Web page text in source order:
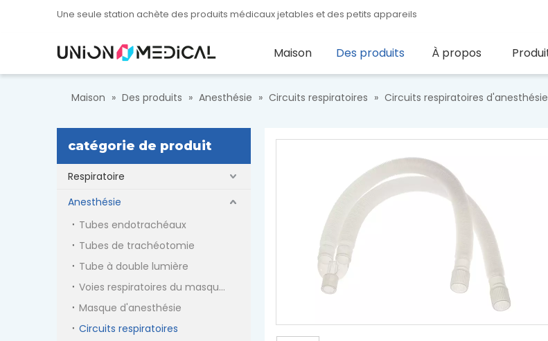
Une seule station achète des produits médicaux jetables et des petits appareils
Maison Des produits À propos
Maison » Des produits » Anesthésie » Circuits respiratoires » Circuits respiratoires
catégorie de produit
Respiratoire
Anesthésie
Tubes endotrachéaux
Tubes de trachéotomie
Tube à double lumière
Voies respiratoires du masque laryngé
Masque d'anesthésie
Circuits respiratoires